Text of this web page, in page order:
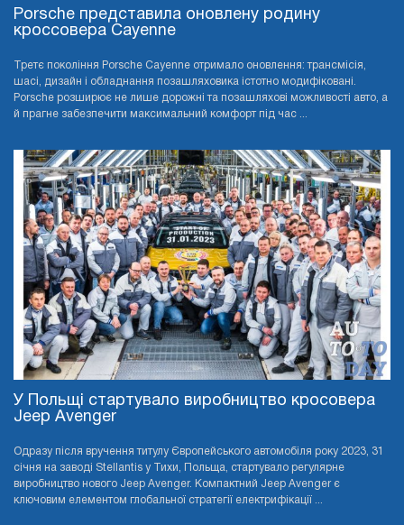
Porsche представила оновлену родину
кроссовера Cayenne
Третє покоління Porsche Cayenne отримало оновлення: трансмісія,
шасі, дизайн і обладнання позашляховика істотно модифіковані.
Porsche розширює не лише дорожні та позашляхові можливості авто, а
й прагне забезпечити максимальний комфорт під час ...
У Польщі стартувало виробництво кросовера
Jeep Avenger
Одразу після вручення титулу Європейського автомобіля року 2023, 31
січня на заводі Stellantis у Тихи, Польща, стартувало регулярне
виробництво нового Jeep Avenger. Компактний Jeep Avenger є
ключовим елементом глобальної стратегії електрифікації ...